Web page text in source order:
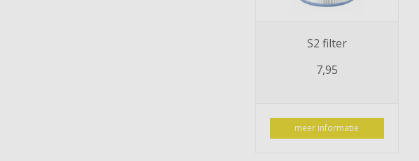
S2 filter
7,95
meer informatie